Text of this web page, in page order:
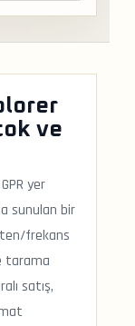
ve
yer
sunulan bir
frekans
tarama
satış,